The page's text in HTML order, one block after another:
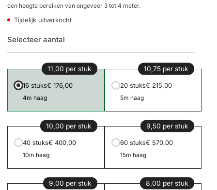
een hoogte bereiken van ongeveer 3 tot 4 meter.
Tijdelijk uitverkocht
Selecteer aantal
11,00 per stuk
16 stuks€ 176,00
4m haag
10,75 per stuk
20 stuks€ 215,00
5m haag
10,00 per stuk
40 stuks€ 400,00
10m haag
9,50 per stuk
60 stuks€ 570,00
15m haag
9,00 per stuk 8,00 per stuk